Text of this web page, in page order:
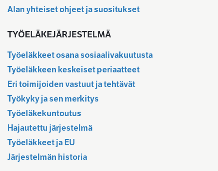
Alan yhteiset ohjeet ja suositukset
TYÖELÄKEJÄRJESTELMÄ
Työeläkkeet osana sosiaalivakuutusta
Työeläkkeen keskeiset periaatteet
Eri toimijoiden vastuut ja tehtävät
Työkyky ja sen merkitys
Työeläkekuntoutus
Hajautettu järjestelmä
Työeläkkeet ja EU
Järjestelmän historia